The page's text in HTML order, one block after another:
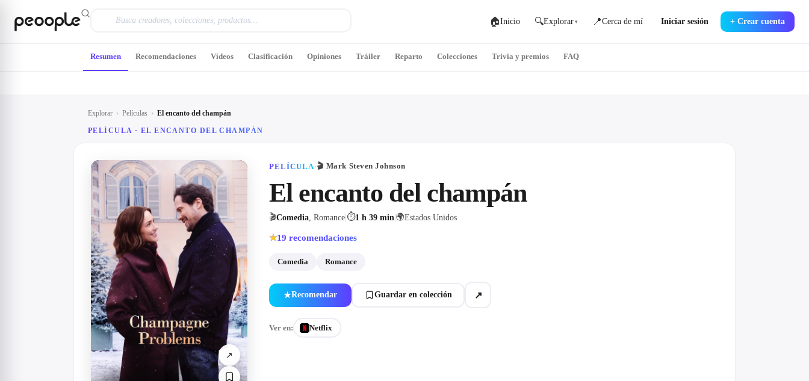
🏠Inicio 🔍Explorar ▾ 📍Cerca de mí Iniciar sesión + Crear cuenta
Explorar › Películas › El encanto del champán
PELÍCULA · EL ENCANTO DEL CHAMPÁN
↗
PELÍCULA·🎬 Mark Steven Johnson
El encanto del champán
🎬Comedia, Romance ⏱1 h 39 min 🌍Estados Unidos
★19 recomendaciones
Comedia Romance
★Recomendar Guardar en colección ↗
Ver en: Netflix
Resumen Recomendaciones Vídeos Clasificación Opiniones Tráiler Reparto Colecciones Trivia y premios FAQ